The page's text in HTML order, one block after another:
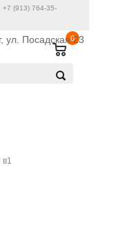
0
+7 (913) 764-35-
ул. Посадская 23
в1